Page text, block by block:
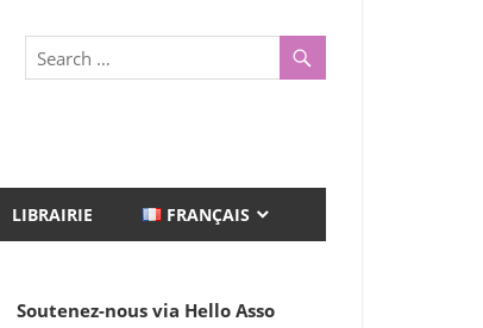
LIBRAIRIE FRANÇAIS
Soutenez-nous via Hello Asso